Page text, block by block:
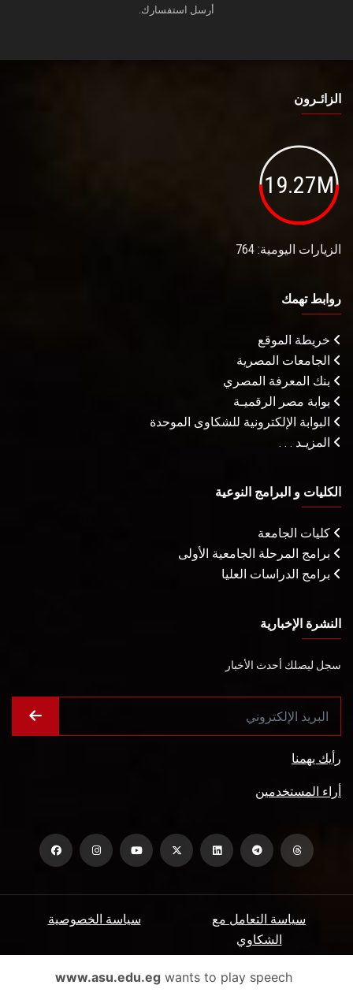
أرسل استفسارك.
الزائـرون
19.27M
الزيارات اليومية: 764
روابط تهمك
خريطة الموقع
الجامعات المصرية
بنك المعرفة المصري
بوابة مصر الرقميـة
البوابة الإلكترونية للشكاوى الموحدة
المزيـد . . .
الكليات و البرامج النوعية
كليات الجامعة
برامج المرحلة الجامعية الأولى
برامج الدراسات العليا
النشرة الإخبارية
سجل ليصلك أحدث الأخبار
رأيك يهمنا
أراء المستخدمين
سياسة الخصوصية
سياسة التعامل مع
الشكاوي
الأسئلة الشائعة ميثاق المتعاملين www.asu.edu.egwants to play speech